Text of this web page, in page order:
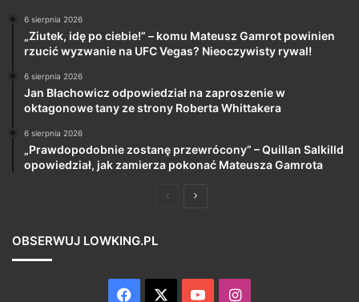
6 sierpnia 2026
„Ziutek, idę po ciebie!” – komu Mateusz Gamrot powinien
rzucić wyzwanie na UFC Vegas? Nieoczywisty rywal!
6 sierpnia 2026
Jan Błachowicz odpowiedział na zaproszenie w
oktagonowe tany ze strony Roberta Whittakera
6 sierpnia 2026
„Prawdopodobnie zostanę przewrócony” – Quillan Salkilld
opowiedział, jak zamierza pokonać Mateusza Gamrota
PoprzedniaNastępna
OBSERWUJ LOWKING.PL
Facebook YouTubeInstagram